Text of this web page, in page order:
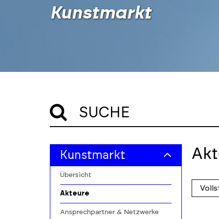
Kunstmarkt
SUCHE
Skip
to
main
Skip
to
results
Kunstmarkt
Übersicht
Akteure
Ansprechpartner & Netzwerke
Skip